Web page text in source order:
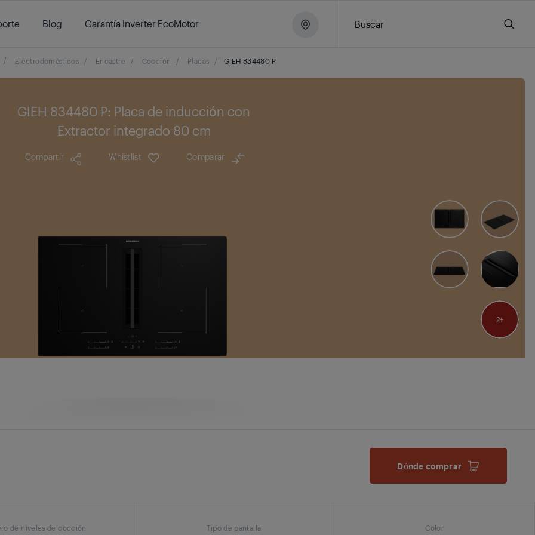
Blog Garantía Inverter EcoMotor Buscar
/ Electrodomésticos / Encastre / Cocción / Placas / GIEH 834480 P
GIEH 834480 P: Placa de inducción con
Extractor integrado 80 cm
Compartir Whistlist Comparar
2
Dónde comprar
de niveles de cocción Tipo de pantalla Color